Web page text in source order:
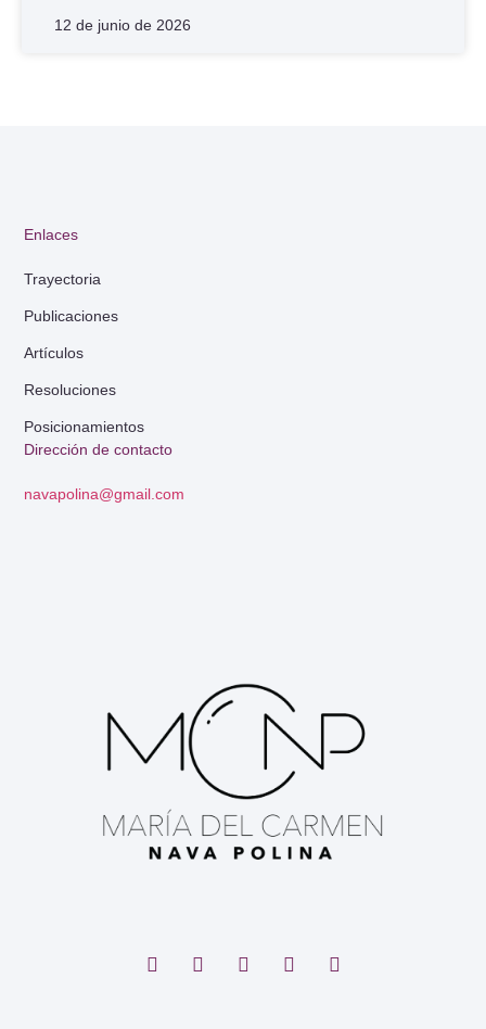
12 de junio de 2026
Dirección de contacto
navapolina@gmail.com
Enlaces
Trayectoria
Publicaciones
Artículos
Resoluciones
Posicionamientos